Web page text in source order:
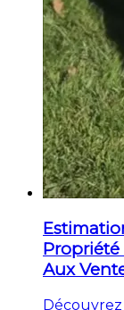
Propriété
Aux